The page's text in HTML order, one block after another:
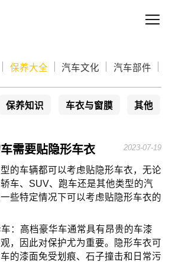
保养大全 汽车文化 汽车部件
保养知识 车衣与窗膜 其他
需要贴隐形车衣 2023-07-19
的车辆都可以考虑贴隐形车衣，无论
车、SUV、跑车还是其他类型的汽
些特定情况下可以考虑贴隐形车衣的
：高档豪华车通常具有昂贵的车漆
，因此对保护尤为重要。隐形车衣可
的漆面免受划痕、石子撞击和日常污